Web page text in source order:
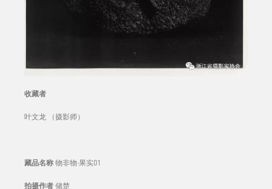
收藏者
叶文龙 （摄影师）
藏品名称 物非物·果实01
拍摄作者 储楚